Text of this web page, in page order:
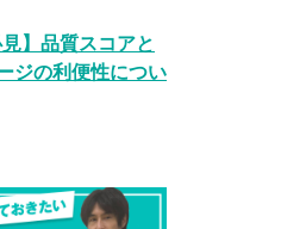
】品質スコアと
ジの利便性につい